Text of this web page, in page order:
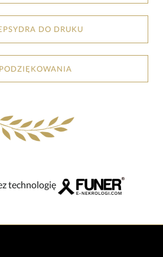
DO DRUKU
technologię